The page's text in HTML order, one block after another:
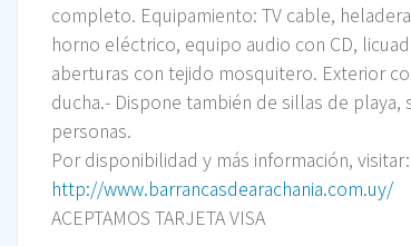
completo. Equipamiento: TV cable,
horno eléctrico, equipo audio con CD,
aberturas con tejido mosquitero. Exterior
ducha.- Dispone también de sillas de
personas.
Por disponibilidad y más información, visitar:
http://www.barrancasdearachania.com.uy/
ACEPTAMOS TARJETA VISA